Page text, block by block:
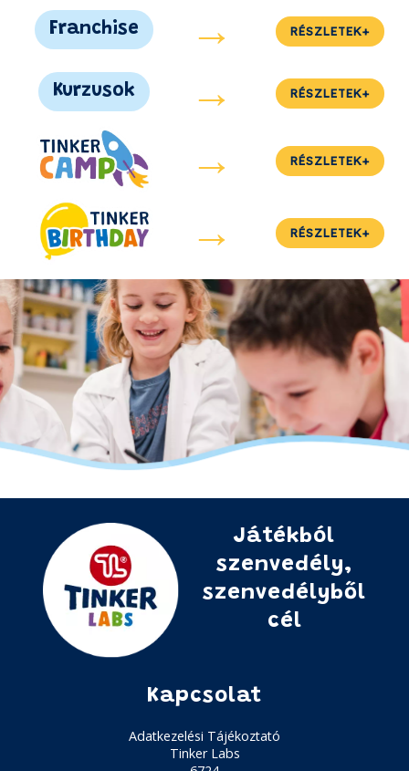
Franchise → RÉSZLETEK+
Kurzusok → RÉSZLETEK+
→ RÉSZLETEK+
→ RÉSZLETEK+
Játékból
szenvedély,
szenvedélyből
cél
Kapcsolat
Adatkezelési Tájékoztató
Tinker Labs